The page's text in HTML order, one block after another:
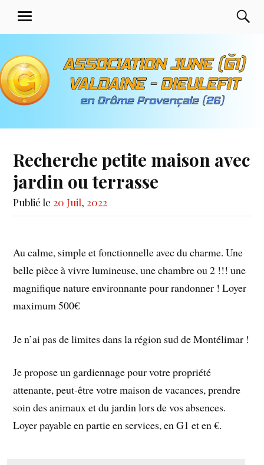
contenu
Valdaine Dieulefit en
MENU
Recherche petite maison avec
jardin ou terrasse
Publié le 20 Juil, 2022
Au calme, simple et fonctionnelle avec du charme. Une
belle pièce à vivre lumineuse, une chambre ou 2 !!! une
magnifique nature environnante pour randonner ! Loyer
maximum 500€
Je n’ai pas de limites dans la région sud de Montélimar !
Je propose un gardiennage pour votre propriété
attenante, peut-être votre maison de vacances, prendre
soin des animaux et du jardin lors de vos absences.
Loyer payable en partie en services, en G1 et en €.